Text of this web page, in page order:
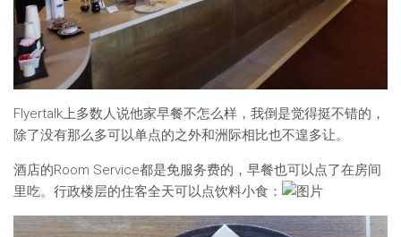
Flyertalk上多数人说他家早餐不怎么样，我倒是觉得挺不错的，
除了没有那么多可以单点的之外和洲际相比也不遑多让。
酒店的Room Service都是免服务费的，早餐也可以点了在房间
里吃。行政楼层的住客全天可以点饮料小食：